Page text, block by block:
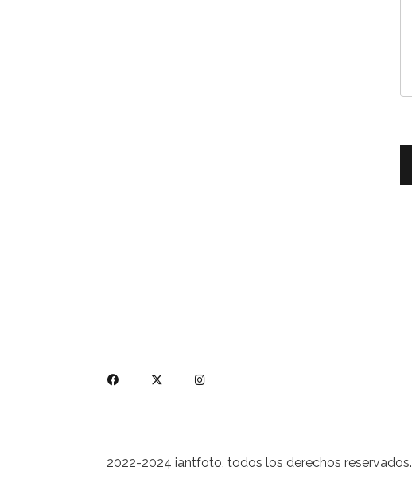
2022-2024 iantfoto, todos los derechos reservados.